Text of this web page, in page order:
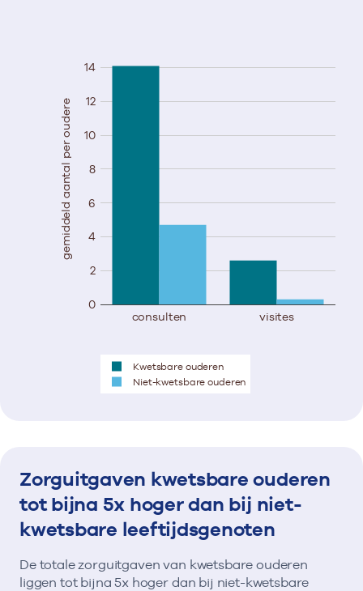
consulten visites
0
2
4
6
8
10
12
14
Kwetsbare ouderen
Niet-kwetsbare ouderen
gemiddeld aantal per oudere
Zorguitgaven kwetsbare ouderen
tot bijna 5x hoger dan bij niet-
kwetsbare leeftijdsgenoten
De totale zorguitgaven van kwetsbare ouderen
liggen tot bijna 5x hoger dan bij niet-kwetsbare